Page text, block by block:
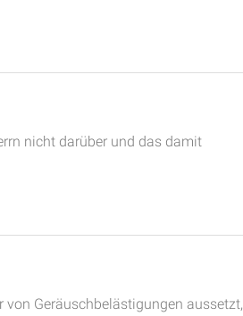
nicht darüber und das damit
Geräuschbelästigungen aussetzt,